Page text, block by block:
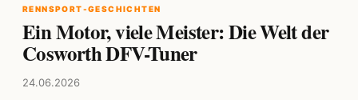
RENNSPORT-GESCHICHTEN
Ein Motor, viele Meister: Die Welt der
Cosworth DFV-Tuner
24.06.2026